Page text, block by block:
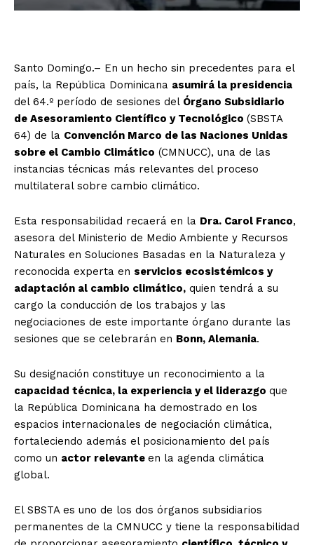
Santo Domingo.– En un hecho sin precedentes para el
país, la República Dominicana asumirá la presidencia
del 64.º período de sesiones del Órgano Subsidiario
de Asesoramiento Científico y Tecnológico (SBSTA
64) de la Convención Marco de las Naciones Unidas
sobre el Cambio Climático (CMNUCC), una de las
instancias técnicas más relevantes del proceso
multilateral sobre cambio climático.
Esta responsabilidad recaerá en la Dra. Carol Franco,
asesora del Ministerio de Medio Ambiente y Recursos
Naturales en Soluciones Basadas en la Naturaleza y
reconocida experta en servicios ecosistémicos y
adaptación al cambio climático, quien tendrá a su
cargo la conducción de los trabajos y las
negociaciones de este importante órgano durante las
sesiones que se celebrarán en Bonn, Alemania.
Su designación constituye un reconocimiento a la
capacidad técnica, la experiencia y el liderazgo que
la República Dominicana ha demostrado en los
espacios internacionales de negociación climática,
fortaleciendo además el posicionamiento del país
como un actor relevante en la agenda climática
global.
El SBSTA es uno de los dos órganos subsidiarios
permanentes de la CMNUCC y tiene la responsabilidad